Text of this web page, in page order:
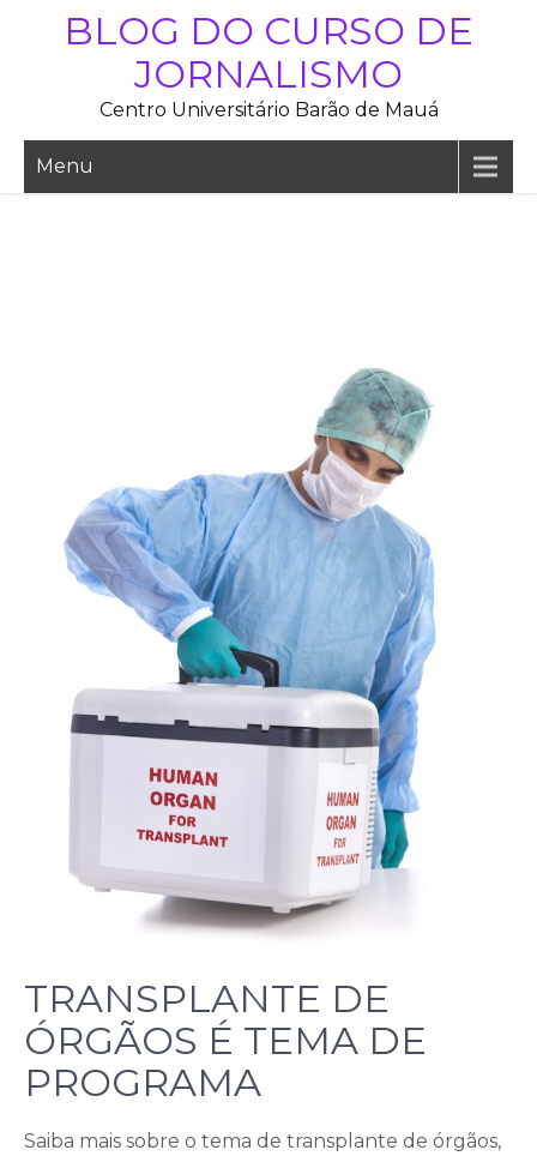
BLOG DO CURSO DE
JORNALISMO
Centro Universitário Barão de Mauá
Menu
TRANSPLANTE DE
ÓRGÃOS É TEMA DE
PROGRAMA
Saiba mais sobre o tema de transplante de órgãos,